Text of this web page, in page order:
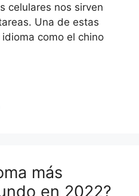
celulares nos sirven
Una de estas
como el chino
más
en 2022?